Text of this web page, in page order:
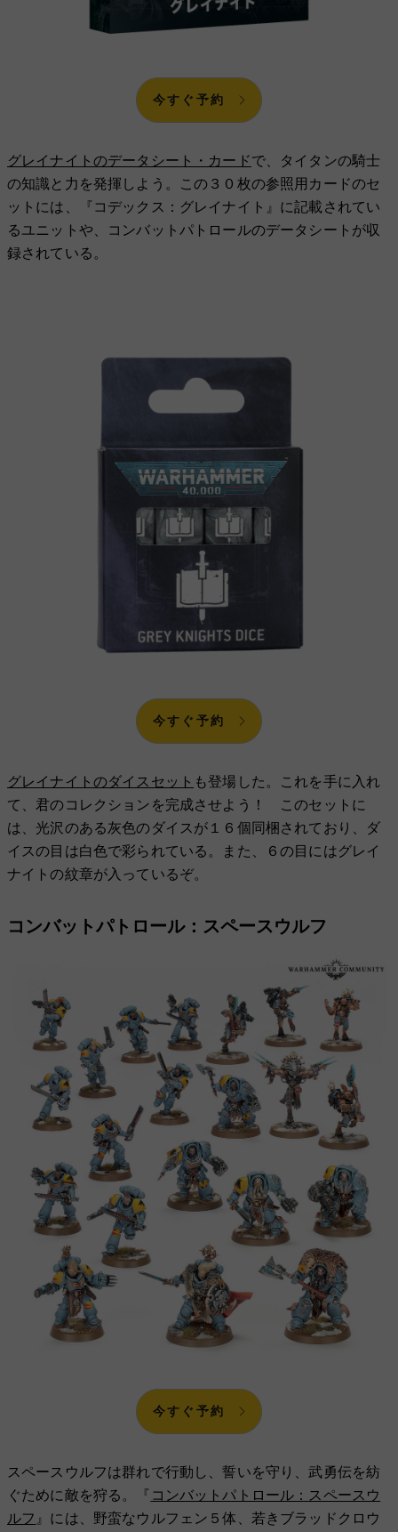
今すぐ予約
グレイナイトのデータシート・カードで、タイタンの騎士
の知識と力を発揮しよう。この３０枚の参照用カードのセ
ットには、『コデックス：グレイナイト』に記載されてい
るユニットや、コンバットパトロールのデータシートが収
録されている。
今すぐ予約
グレイナイトのダイスセット も登場した。これを手に入れ
て、君のコレクションを完成させよう！ このセットに
は、光沢のある灰色のダイスが１６個同梱されており、ダ
イスの目は白色で彩られている。また、６の目にはグレイ
ナイトの紋章が入っているぞ。
コンバットパトロール：スペースウルフ
今すぐ予約
スペースウルフは群れで行動し、誓いを守り、武勇伝を紡
ぐために敵を狩る。『 コンバットパトロール：スペースウ
ルフ 』には、野蛮なウルフェン５体、若きブラッドクロウ